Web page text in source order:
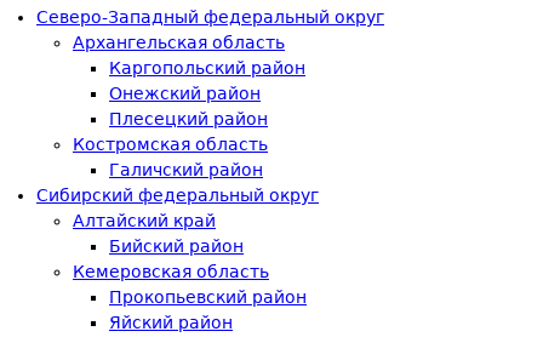
Северо-Западный федеральный округ
Архангельская область
Каргопольский район
Онежский район
Плесецкий район
Костромская область
Галичский район
Сибирский федеральный округ
Алтайский край
Бийский район
Кемеровская область
Прокопьевский район
Яйский район